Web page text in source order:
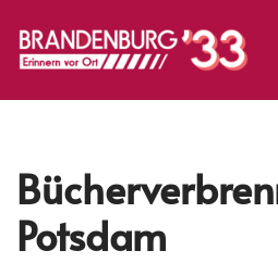
Zum
Potsdam